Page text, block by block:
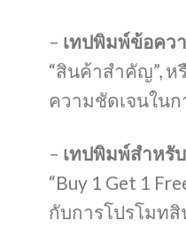
– เทปพิมพ์ข้อคว
“สินค้าสำคัญ”, ห
ความชัดเจนในก
– เทปพิมพ์สำหรั
“Buy 1 Get 1
กับการโปรโมทสิ